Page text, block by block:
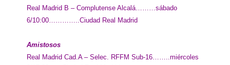
Real Madrid B – Complutense Alcalá………sábado
6/10:00…………..Ciudad Real Madrid
Amistosos
Real Madrid Cad.A – Selec. RFFM Sub-16……..miércoles